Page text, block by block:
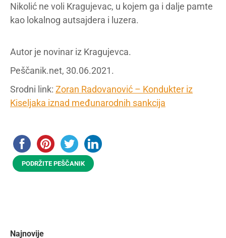
Nikolić ne voli Kragujevac, u kojem ga i dalje pamte
kao lokalnog autsajdera i luzera.
Autor je novinar iz Kragujevca.
Peščanik.net, 30.06.2021.
Srodni link: Zoran Radovanović – Kondukter iz
Kiseljaka iznad međunarodnih sankcija
PODRŽITE PEŠČANIK
Najnovije